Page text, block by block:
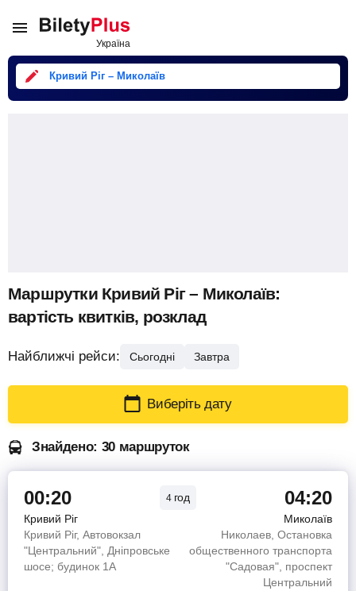
Кривий Ріг – Миколаїв
Маршрутки Кривий Ріг – Миколаїв:
вартість квитків, розклад
Найближчі рейси: Сьогодні Завтра
Виберіть дату
Знайдено: 30 маршруток
00:20 4 год 04:20
Кривий Ріг
Миколаїв
Кривий Ріг, Автовокзал
"Центральний", Дніпровське
шосе; будинок 1А
Николаев, Остановка
общественного транспорта
"Садовая", проспект
Центральний